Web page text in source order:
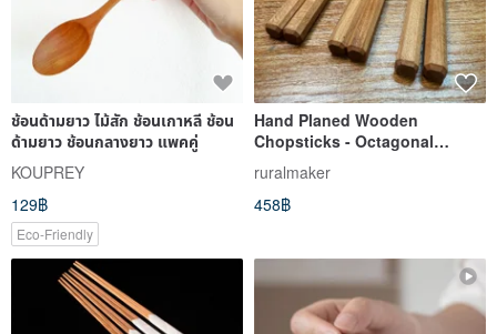
ช้อนด้ามยาว ไม้สัก ช้อนเกาหลี ช้อน
ด้ามยาว ช้อนกลางยาว แพคคู่
KOUPREY
129฿
Eco-Friendly
Hand Planed Wooden
Chopsticks - Octagonal
Chopsticks II
ruralmaker
458฿